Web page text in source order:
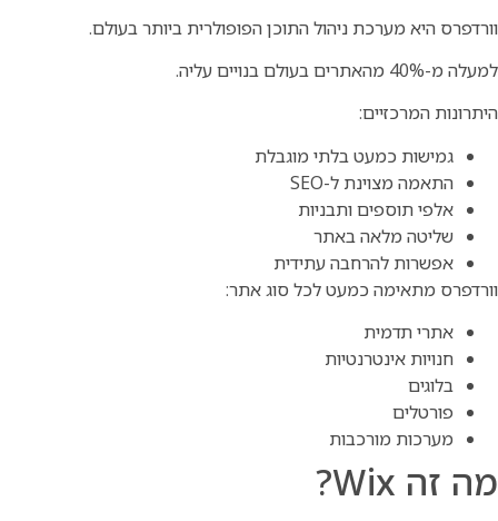
וורדפרס היא מערכת ניהול התוכן הפופולרית ביותר בעולם.
למעלה מ-40% מהאתרים בעולם בנויים עליה.
היתרונות המרכזיים:
גמישות כמעט בלתי מוגבלת
התאמה מצוינת ל-SEO
אלפי תוספים ותבניות
שליטה מלאה באתר
אפשרות להרחבה עתידית
וורדפרס מתאימה כמעט לכל סוג אתר:
אתרי תדמית
חנויות אינטרנטיות
בלוגים
פורטלים
מערכות מורכבות
מה זה Wix?